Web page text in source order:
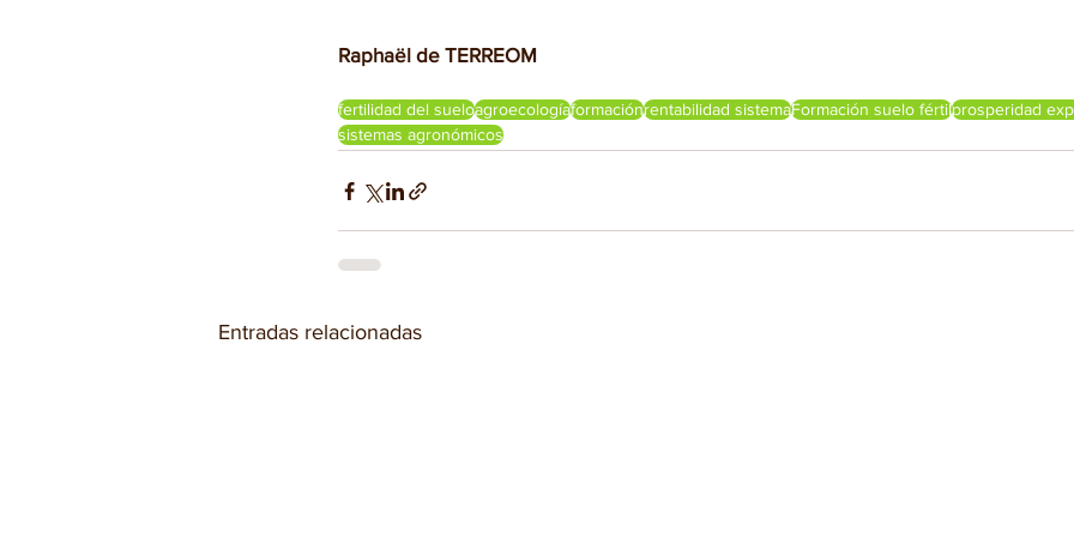
Raphaël de TERREOM
fertilidad del sueloagroecologíaformaciónrentabilidad sistemaFormación suelo fértilprosperidad
sistemas agronómicos
Entradas relacionadas